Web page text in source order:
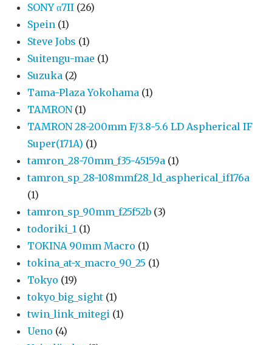
SONY α7II (26)
Spein (1)
Steve Jobs (1)
Suitengu-mae (1)
Suzuka (2)
Tama-Plaza Yokohama (1)
TAMRON (1)
TAMRON 28-200mm F/3.8-5.6 LD Aspherical IF
Super(171A) (1)
tamron_28-70mm_f35-45159a (1)
tamron_sp_28-108mmf28_ld_aspherical_if176a
(1)
tamron_sp_90mm_f25f52b (3)
todoriki_1 (1)
TOKINA 90mm Macro (1)
tokina_at-x_macro_90_25 (1)
Tokyo (19)
tokyo_big_sight (1)
twin_link_mitegi (1)
Ueno (4)